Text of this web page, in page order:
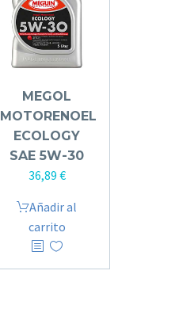
MEGOL
MOTORENOEL
ECOLOGY
SAE 5W-30
36,89 €
Añadir al
carrito